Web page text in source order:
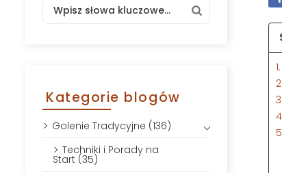
Kategorie blogów
Golenie Tradycyjne (136)
Techniki i Porady na
Start (35)